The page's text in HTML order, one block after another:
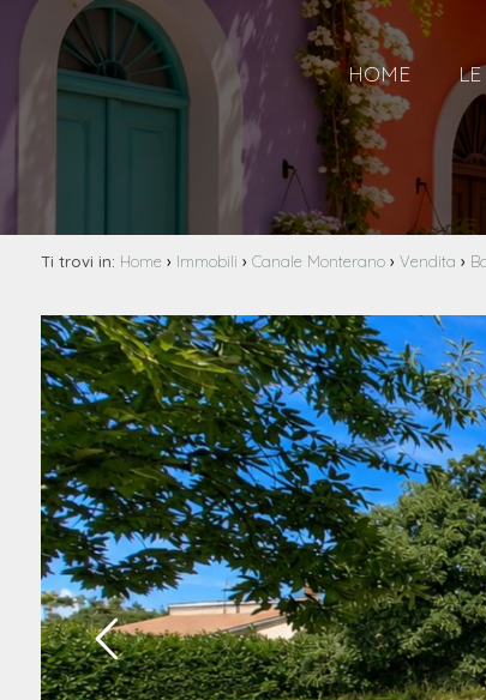
HOME
Ti trovi in: Home › Immobili › Canale Monterano › Vendita ›